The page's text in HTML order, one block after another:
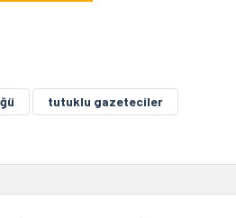
tutuklu gazeteciler